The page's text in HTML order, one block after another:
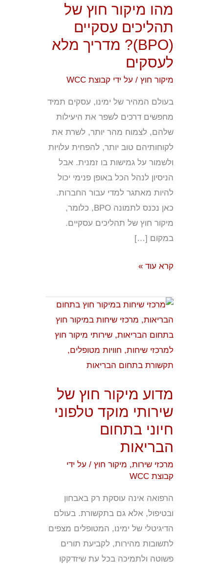
מהו מיקור חוץ של
תהליכים עסקיים
(BPO)? מדריך מלא
לעסקים
מיקור חוץ/ על ידיקבוצת WCC
בעולם המהיר של ימינו, עסקים תמיד
מחפשים דרכים לשפר את היעילות
שלהם, לצמוח מהר יותר, לשרת את
לקוחותיהם טוב יותר, להפחית עלויות
ולשמור על גמישות בו זמנית. אבל
הניסיון לנהל הכל באופן פנימי יכול
להיות מאתגר למדי עבור החברות.
כאן נכנס לתמונה BPO, כלומר,
מיקור חוץ של תהליכים עסקיים.
במקום […]
עסקיים
(BPO)?
מדריך
מלא
קרא עוד »
מדוע מיקור חוץ של
שירותי מוקד טלפוני
חיוני בתחום
הבריאות
מרכזי שירות,מיקור חוץ/ על ידי
קבוצת WCC
הרפואה אינה עוסקת רק באבחון
ובטיפול, אלא גם בתקשורת. בעולם
הדיגיטלי של ימינו, המטופלים מצפים
לתשובות מהירות, לקביעת תורים
פשוטה ולתמיכה בכל עת שיזדקקו
מדוע
מיקור
חוץ
של
שירותי
טלפוני
חיוני
בתחום
הבריאות